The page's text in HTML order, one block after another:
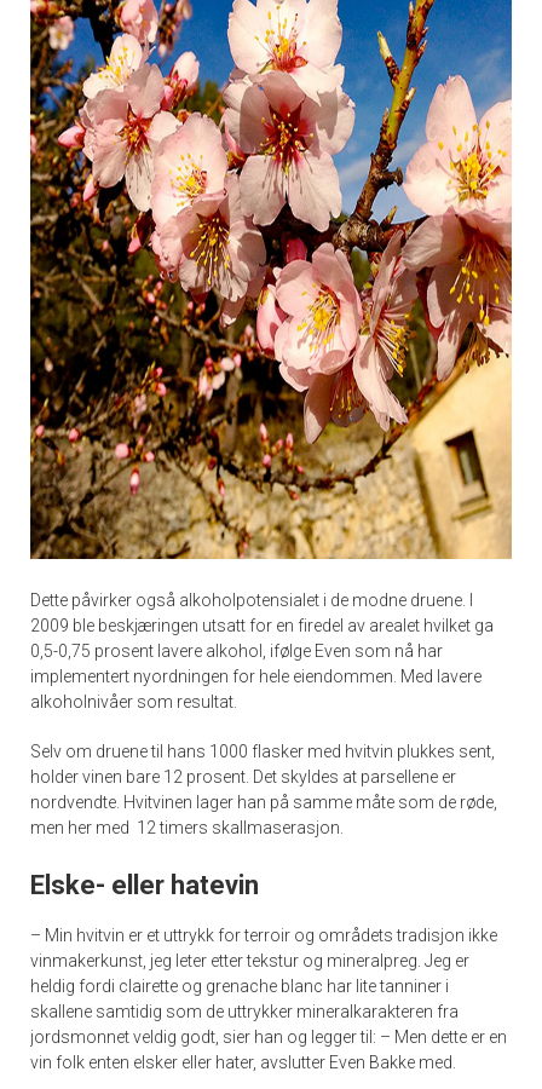
Dette påvirker også alkoholpotensialet i de modne druene. I
2009 ble beskjæringen utsatt for en firedel av arealet hvilket ga
0,5-0,75 prosent lavere alkohol, ifølge Even som nå har
implementert nyordningen for hele eiendommen. Med lavere
alkoholnivåer som resultat.
Selv om druene til hans 1000 flasker med hvitvin plukkes sent,
holder vinen bare 12 prosent. Det skyldes at parsellene er
nordvendte. Hvitvinen lager han på samme måte som de røde,
men her med 12 timers skallmaserasjon.
Elske- eller hatevin
– Min hvitvin er et uttrykk for terroir og områdets tradisjon ikke
vinmakerkunst, jeg leter etter tekstur og mineralpreg. Jeg er
heldig fordi clairette og grenache blanc har lite tanniner i
skallene samtidig som de uttrykker mineralkarakteren fra
jordsmonnet veldig godt, sier han og legger til: – Men dette er en
vin folk enten elsker eller hater, avslutter Even Bakke med.